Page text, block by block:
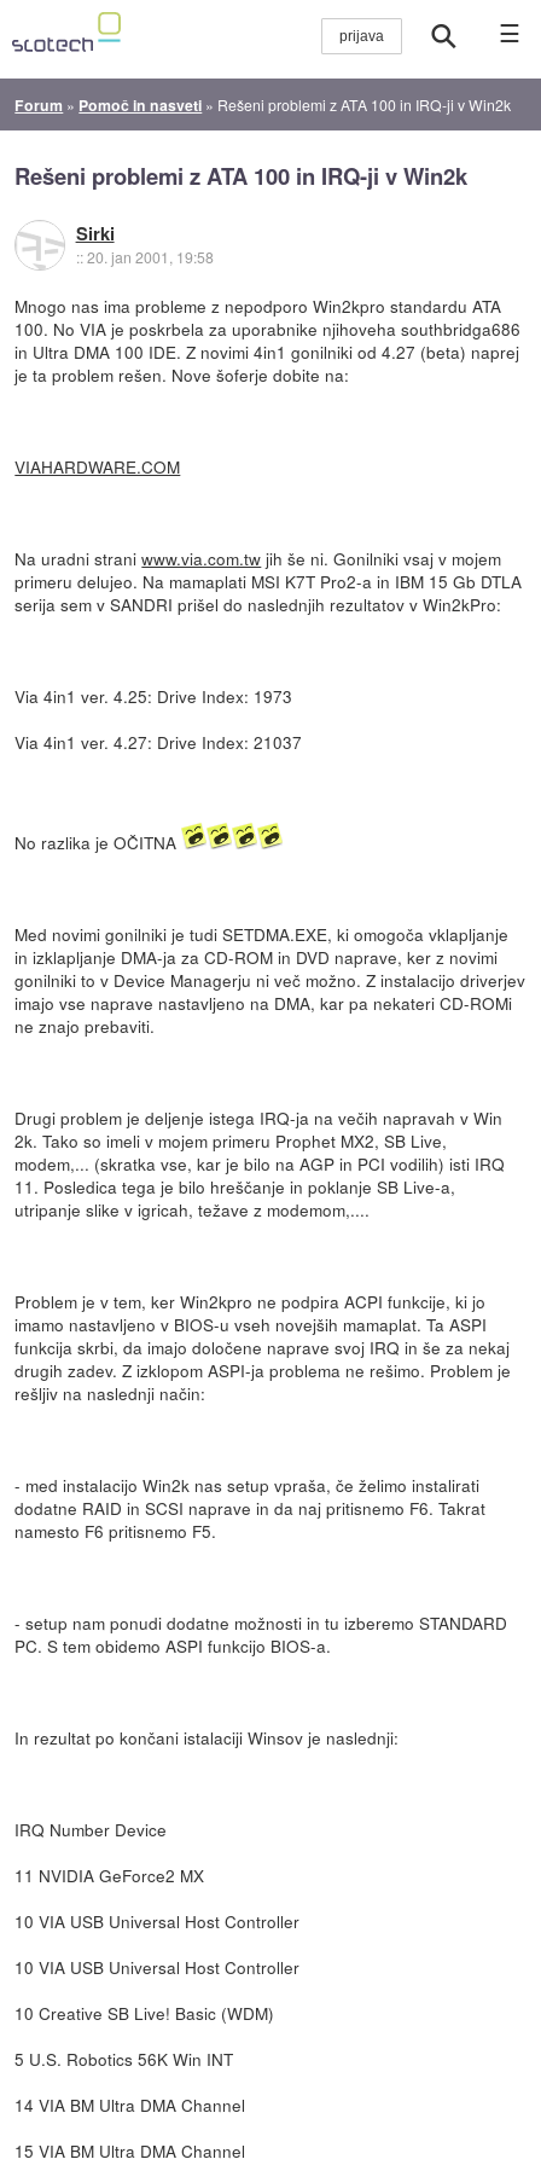
☰
Forum » Pomoč in nasveti » Rešeni problemi z ATA 100 in IRQ-ji v Win2k
Rešeni problemi z ATA 100 in IRQ-ji v Win2k
Sirki
::20. jan 2001, 19:58
Mnogo nas ima probleme z nepodporo Win2kpro standardu ATA
100. No VIA je poskrbela za uporabnike njihoveha southbridga686
in Ultra DMA 100 IDE. Z novimi 4in1 gonilniki od 4.27 (beta) naprej
je ta problem rešen. Nove šoferje dobite na:
VIAHARDWARE.COM
Na uradni straniwww.via.com.tw jih še ni. Gonilniki vsaj v mojem
primeru delujeo. Na mamaplati MSI K7T Pro2-a in IBM 15 Gb DTLA
serija sem v SANDRI prišel do naslednjih rezultatov v Win2kPro:
Via 4in1 ver. 4.25: Drive Index: 1973
Via 4in1 ver. 4.27: Drive Index: 21037
No razlika je OČITNA
Med novimi gonilniki je tudi SETDMA.EXE, ki omogoča vklapljanje
in izklapljanje DMA-ja za CD-ROM in DVD naprave, ker z novimi
gonilniki to v Device Managerju ni več možno. Z instalacijo driverjev
imajo vse naprave nastavljeno na DMA, kar pa nekateri CD-ROMi
ne znajo prebaviti.
Drugi problem je deljenje istega IRQ-ja na večih napravah v Win
2k. Tako so imeli v mojem primeru Prophet MX2, SB Live,
modem,... (skratka vse, kar je bilo na AGP in PCI vodilih) isti IRQ
11. Posledica tega je bilo hreščanje in poklanje SB Live-a,
utripanje slike v igricah, težave z modemom,....
Problem je v tem, ker Win2kpro ne podpira ACPI funkcije, ki jo
imamo nastavljeno v BIOS-u vseh novejših mamaplat. Ta ASPI
funkcija skrbi, da imajo določene naprave svoj IRQ in še za nekaj
drugih zadev. Z izklopom ASPI-ja problema ne rešimo. Problem je
rešljiv na naslednji način:
- med instalacijo Win2k nas setup vpraša, če želimo instalirati
dodatne RAID in SCSI naprave in da naj pritisnemo F6. Takrat
namesto F6 pritisnemo F5.
- setup nam ponudi dodatne možnosti in tu izberemo STANDARD
PC. S tem obidemo ASPI funkcijo BIOS-a.
In rezultat po končani istalaciji Winsov je naslednji:
IRQ Number Device
11 NVIDIA GeForce2 MX
10 VIA USB Universal Host Controller
10 VIA USB Universal Host Controller
10 Creative SB Live! Basic (WDM)
5 U.S. Robotics 56K Win INT
14 VIA BM Ultra DMA Channel
15 VIA BM Ultra DMA Channel